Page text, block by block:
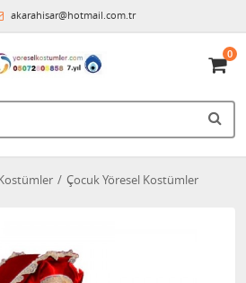
akarahisar@hotmail.com.tr
0
Çocuk Yöresel Kostümler